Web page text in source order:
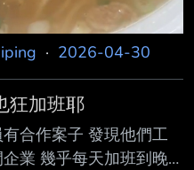
· 2026-04-30
狂加班耶
合作案子 發現他們工
業 幾乎每天加班到晚